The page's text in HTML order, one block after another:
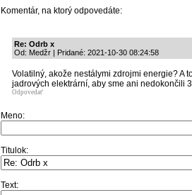
Komentár, na ktorý odpovedáte:
Re: Odrb x
Od: Medžr | Pridané: 2021-10-30 08:24:58
Volatilný, akože nestálymi zdrojmi energie? A
jadrových elektrární, aby sme ani nedokončili
Odpovedať
Meno:
Titulok:
Text: